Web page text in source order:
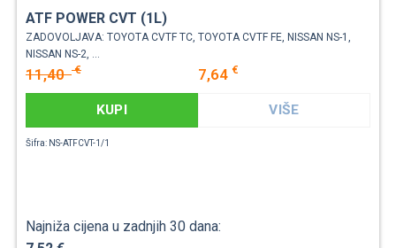
ATF POWER CVT (1L)
ZADOVOLJAVA: TOYOTA CVTF TC, TOYOTA CVTF FE, NISSAN NS-1,
NISSAN NS-2, ...
11,40€ 7,64 €
KUPI VIŠE
Šifra: NS-ATFCVT-1/1
Najniža cijena u zadnjih 30 dana: